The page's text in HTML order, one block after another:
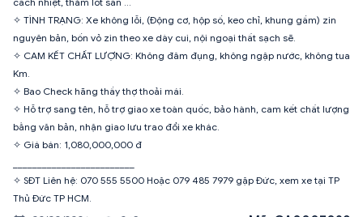
✧ TÌNH TRẠNG: Xe không lỗi, (Động cơ, hộp số, keo chỉ, khung gầm) zin
nguyên bản, bốn vỏ zin theo xe dày cui, nội ngoại thất sạch sẽ.
✧ CAM KẾT CHẤT LƯỢNG: Không đâm đụng, không ngập nước, không tua
Km.
✧ Bao Check hãng thầy thợ thoải mái.
✧ Hỗ trợ sang tên, hỗ trợ giao xe toàn quốc, bảo hành, cam kết chất lượng
bằng văn bản, nhận giao lưu trao đổi xe khác.
✧ Giá bán: 1,080,000,000 đ
✧ SĐT Liên hệ: 070 555 5500 Hoặc 079 485 7979 gặp Đức, xem xe tại TP